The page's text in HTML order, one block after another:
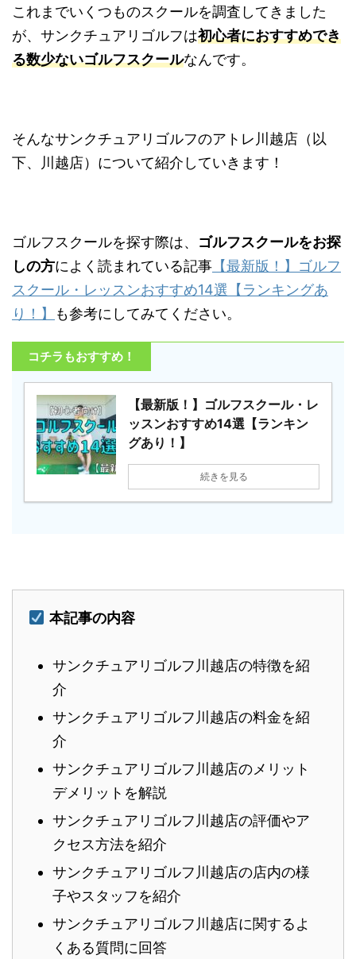
これまでいくつものスクールを調査してきました
が、サンクチュアリゴルフは初心者におすすめでき
る数少ないゴルフスクールなんです。
そんなサンクチュアリゴルフのアトレ川越店（以
下、川越店）について紹介していきます！
ゴルフスクールを探す際は、 ゴルフスクールをお探
しの方によく読まれている記事 【最新版！】ゴルフ
スクール・レッスンおすすめ14選【ランキングあ
り！】
も参考にしてみてください。
コチラもおすすめ！
【最新版！】ゴルフスクール・レ
ッスンおすすめ14選【ランキン
グあり！】
続きを見る
本記事の内容
サンクチュアリゴルフ川越店の特徴を紹
介
サンクチュアリゴルフ川越店の料金を紹
介
サンクチュアリゴルフ川越店のメリット
デメリットを解説
サンクチュアリゴルフ川越店の評価やア
クセス方法を紹介
サンクチュアリゴルフ川越店の店内の様
子やスタッフを紹介
サンクチュアリゴルフ川越店に関するよ
くある質問に回答